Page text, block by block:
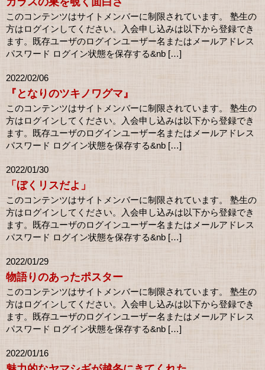
このコンテンツはサイトメンバーに制限されています。 塾生の
方はログインしてください。入会申し込みは以下から登録でき
ます。既存ユーザのログインユーザー名またはメールアドレス
パスワード ログイン状態を保存する&nb […]
2022/02/06
『となりのツキノワグマ』
このコンテンツはサイトメンバーに制限されています。 塾生の
方はログインしてください。入会申し込みは以下から登録でき
ます。既存ユーザのログインユーザー名またはメールアドレス
パスワード ログイン状態を保存する&nb […]
2022/01/30
「ぼくリスだよ」
このコンテンツはサイトメンバーに制限されています。 塾生の
方はログインしてください。入会申し込みは以下から登録でき
ます。既存ユーザのログインユーザー名またはメールアドレス
パスワード ログイン状態を保存する&nb […]
2022/01/29
物語りのあったポスター
このコンテンツはサイトメンバーに制限されています。 塾生の
方はログインしてください。入会申し込みは以下から登録でき
ます。既存ユーザのログインユーザー名またはメールアドレス
パスワード ログイン状態を保存する&nb […]
2022/01/16